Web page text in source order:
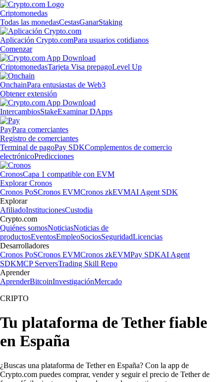
Criptomonedas
Todas las monedasCestasGanarStaking
Aplicación Crypto.comPara usuarios cotidianos
Comenzar
CriptomonedasTarjeta Visa prepagoLevel Up
OnchainPara entusiastas de Web3
Obtener extensión
IntercambiosStakeExaminar DApps
PayPara comerciantes
Registro de comerciantes
Terminal de pagoPay SDKComplementos de comercio
electrónicoPredicciones
CronosCapa 1 compatible con EVM
Explorar Cronos
Cronos PoSCronos EVMCronos zkEVMAI Agent SDK
Explorar
AfiliadoInstitucionesCustodia
Crypto.com
Quiénes somosNoticiasNoticias de
productosEventosEmpleoSociosSeguridadLicencias
Desarrolladores
Cronos PoSCronos EVMCronos zkEVMPay SDKAI Agent
SDKMCP ServersTrading Skill Repo
Aprender
AprenderBitcoinInvestigaciónMercado
CRIPTO
Tu plataforma de Tether fiable
en España
¿Buscas una plataforma de Tether en España? Con la app de
Crypto.com puedes comprar, vender y seguir el precio de Tether de